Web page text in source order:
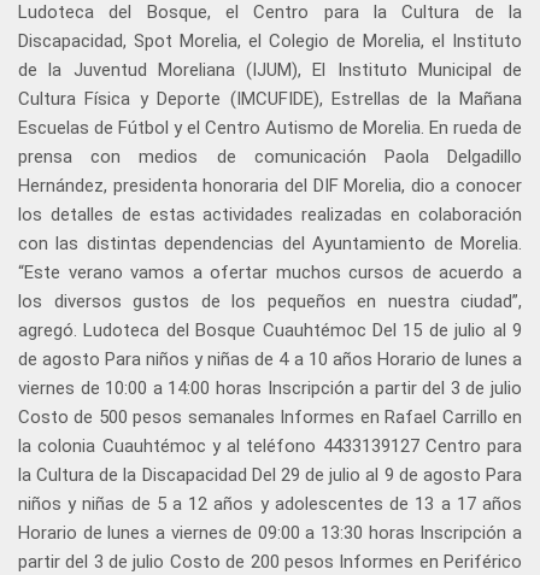
Ludoteca del Bosque, el Centro para la Cultura de la
Discapacidad, Spot Morelia, el Colegio de Morelia, el Instituto
de la Juventud Moreliana (IJUM), El Instituto Municipal de
Cultura Física y Deporte (IMCUFIDE), Estrellas de la Mañana
Escuelas de Fútbol y el Centro Autismo de Morelia. En rueda de
prensa con medios de comunicación Paola Delgadillo
Hernández, presidenta honoraria del DIF Morelia, dio a conocer
los detalles de estas actividades realizadas en colaboración
con las distintas dependencias del Ayuntamiento de Morelia.
“Este verano vamos a ofertar muchos cursos de acuerdo a
los diversos gustos de los pequeños en nuestra ciudad”,
agregó. Ludoteca del Bosque Cuauhtémoc Del 15 de julio al 9
de agosto Para niños y niñas de 4 a 10 años Horario de lunes a
viernes de 10:00 a 14:00 horas Inscripción a partir del 3 de julio
Costo de 500 pesos semanales Informes en Rafael Carrillo en
la colonia Cuauhtémoc y al teléfono 4433139127 Centro para
la Cultura de la Discapacidad Del 29 de julio al 9 de agosto Para
niños y niñas de 5 a 12 años y adolescentes de 13 a 17 años
Horario de lunes a viernes de 09:00 a 13:30 horas Inscripción a
partir del 3 de julio Costo de 200 pesos Informes en Periférico